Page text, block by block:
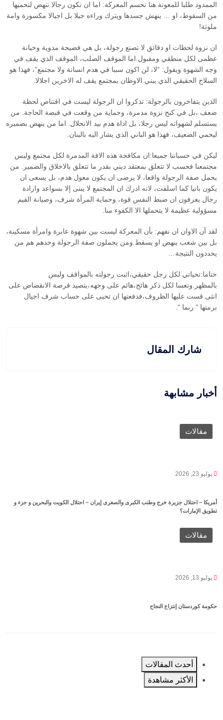
الممدود طلبا للمعونة.هنا تحسم المعركة: اما ان نكون رجالا ننهض لنحميها
من السقوط، او … ينهش جسدها ويترك وراءه جيلا بل اجيالا مكسورة وامة
ملوثة!
ان نزوة لحظات او دقائق لا تصنع رجولة، بل هي فضيحة مدوية وخيانة
عظمى لكل منطقي ومقبول.اما الموقف الصلب، الموقف الذي يقف في
وجه الشهوة ويقول: “لا، لن اكون سببا في هدم انسانة ولا مجتمع”، فهذا هو
السلاح الحقيقي الذي يبني الاوطان بمجتمع يقف له الاخرين اجلالا.
الذين يتفاخرون بالرجولة: تذكروا ان الرجولة ليست في اقتناص لحظة
ضعف ،بل في كبح نزوة مدمرة، وحماية من وقعت في قبضة الحاجة. من
يستسلم لشهواته ليس رجلا، بل اداة هدم بيد الانحلال. اما من ينهض بضميره
ليحمي الضعيف، فهذا هو الباني الذي يشار اليه بالبنان.
ليكن في حسباننا جميعا:ان مكافحة هذه الافة المدمرة لكل مجتمع وليس
مجتمعنا فحسب لا تتعلق بمعتقد ديني بقدر ما تتعلق بالاخلاق والضمير. من
يحمل صفة الرجولة واقعا، لا يرضى ان يكون معول هدم، بل يسعى ان
يكون بانيا كما اسلفت، لانه ادرك ان المجتمع لا يبنى إلا بسواعد وارادة
رجال يعرفون ان ضبط النفس قوة، وحماية المرأة شرف، وصيانة القيم
مسؤولية عظيمة لا يتحملها الا الكفوء منا.
لقد آن الاوان ان نفهم: بأن المعركة ليست بين شهوة عابرة وامرأة مسكينة،
بل بين شعب ينهض او يسقط.ومن يحملون صفة الرجولة وحدهم هم من
يحددون النتيجة…
ختاما:تحياتي لكل رجل حقيقي،اثبت رجولته بالمواقف وليس
بالمظهر.وتعسا لكل ذكر هائج،هائم على وجهه،يتصيد فرصة الانقضاض على
انثى قست عليها الظروف،فدفعتها ان تحيى على حساب شرف اجيال
برمتها ” ربما “.
شارك المقال
أخبار مشابهة
مقالات
يوليو 23, 2026
أمريكا – احتلال جزيرة خرج وطنب الكبرى والصغرى إيران – احتلال الكويت والبحرين و جزء و
تطويق الإمارات؟
مقالات
يوليو 13, 2026
حكومة كوردستان إنتزاع النجاح
أحدث المقالات
الأكثر مشاهدة